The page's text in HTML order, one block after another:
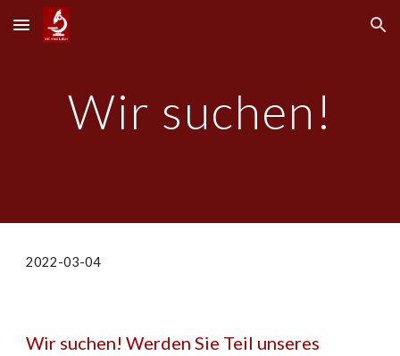
Skip to main content Skip to navigation
Wir suchen!
2022-03-04
Wir suchen! Werden Sie Teil unseres